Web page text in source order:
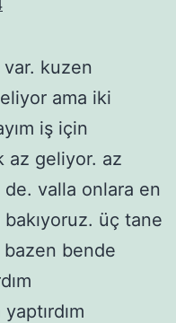
kuzen
ama iki
iş için
az geliyor. az
de. valla onlara en
üç tane
bende